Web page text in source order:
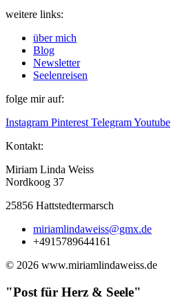
weitere links:
über mich
Blog
Newsletter
Seelenreisen
folge mir auf:
Instagram Pinterest TelegramYoutube
Kontakt:
Miriam Linda Weiss
Nordkoog 37
25856 Hattstedtermarsch
miriamlindaweiss@gmx.de
+4915789644161
© 2026 www.miriamlindaweiss.de
"Post für Herz & Seele"